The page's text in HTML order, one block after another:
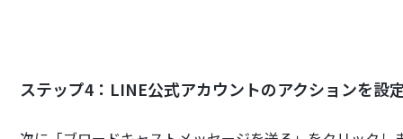
ステップ4：LINE公式アカウントのアクションを設